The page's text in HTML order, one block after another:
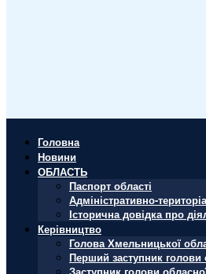
Головна
Новини
ОБЛАСТЬ
Паспорт області
Адміністративно-
Історична довідка про
Керівництво
Голова Хмельницької
Перший заступник голови